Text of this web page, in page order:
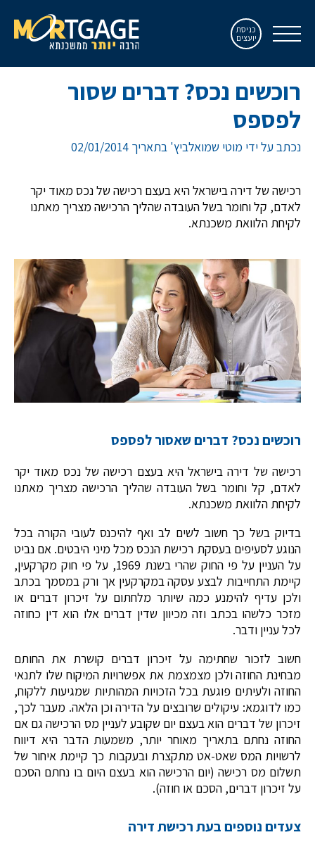
כניסת
יועצים
רוכשים נכס? דברים שסור
לפספס
נכתב על ידי מוטי שמואלביץ' בתאריך 02/01/2014
רכישה של דירה בישראל היא בעצם רכישה של נכס מאוד יקר
לאדם, קל וחומר בשל העובדה שהליך הרכישה מצריך מאתנו
לקיחת הלוואת משכנתא.
רוכשים נכס? דברים שאסור לפספס
רכישה של דירה בישראל היא בעצם רכישה של נכס מאוד יקר
לאדם, קל וחומר בשל העובדה שהליך הרכישה מצריך מאתנו
לקיחת הלוואת משכנתא.
בדיוק בשל כך חשוב לשים לב ואף להיכנס לעובי הקורה בכל
הנוגע לסעיפים בעסקת רכישת הנכס מכל מיני היבטים. אם נביט
על העניין על פי החוק שהרי בשנת 1969, על פי חוק מקרקעין,
קיימת התחייבות לבצע עסקה במקרקעין אך ורק במסמך בכתב
ולכן עדיף להימנע כמה שיותר מלחתום על זיכרון דברים או
מזכר כלשהו בכתב וזה מכיוון שדין דברים אלו הוא דין כחוזה
לכל עניין ודבר.
חשוב לזכור שחתימה על זיכרון דברים קושרת את החותם
מבחינת החוזה ולכן מצמצמת את אפשרויות המיקוח שלו לתנאי
החוזה ולעיתים פוגעת בכל הזכויות המהותיות שמגיעות ללקוח,
כמו לדוגמא: עיקולים שרובצים על הדירה וכן הלאה. מעבר לכך,
זיכרון של דברים הוא בעצם יום שקובע לעניין מס הרכישה גם אם
החוזה נחתם בתאריך מאוחר יותר, משמעות הדבר היא דיווח
לרשויות המס שאט-אט מתקצרת ובעקבות כך קיימת איחור של
תשלום מס רכישה (יום הרכישה הוא בעצם היום בו נחתם הסכם
על זיכרון דברים, הסכם או חוזה).
צעדים נוספים בעת רכישת דירה